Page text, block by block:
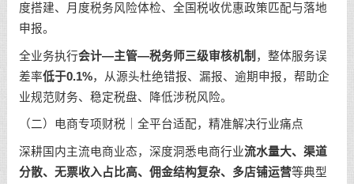
度搭建、月度税务风险体检、全国税收优惠政策匹配与落地
申报。
全业务执行会计—主管—税务师三级审核机制 ，整体服务误
差率低于0.1%，从源头杜绝错报、漏报、逾期申报，帮助企
业规范财务、稳定税盘、降低涉税风险。
（二）电商专项财税｜全平台适配，精准解决行业痛点
深耕国内主流电商业态，深度洞悉电商行业流水量大、渠道
分散、无票收入占比高、佣金结构复杂、多店铺运营等典型